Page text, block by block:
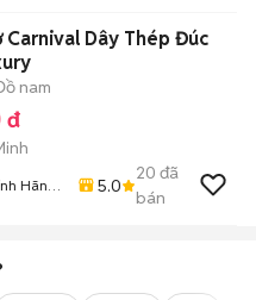
Carnival Dây Thép Đúc
nam
đ
Hãng
5.0
20 đã
bán